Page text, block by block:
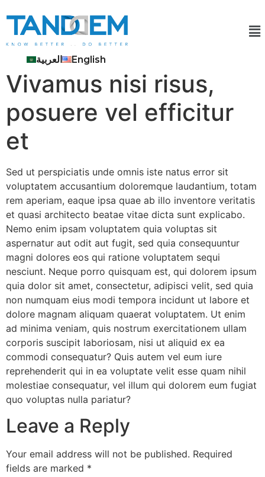
العربية English
Vivamus nisi risus,
posuere vel efficitur
et
Sed ut perspiciatis unde omnis iste natus error sit
voluptatem accusantium doloremque laudantium, totam
rem aperiam, eaque ipsa quae ab illo inventore veritatis
et quasi architecto beatae vitae dicta sunt explicabo.
Nemo enim ipsam voluptatem quia voluptas sit
aspernatur aut odit aut fugit, sed quia consequuntur
magni dolores eos qui ratione voluptatem sequi
nesciunt. Neque porro quisquam est, qui dolorem ipsum
quia dolor sit amet, consectetur, adipisci velit, sed quia
non numquam eius modi tempora incidunt ut labore et
dolore magnam aliquam quaerat voluptatem. Ut enim
ad minima veniam, quis nostrum exercitationem ullam
corporis suscipit laboriosam, nisi ut aliquid ex ea
commodi consequatur? Quis autem vel eum iure
reprehenderit qui in ea voluptate velit esse quam nihil
molestiae consequatur, vel illum qui dolorem eum fugiat
quo voluptas nulla pariatur?
Leave a Reply
Your email address will not be published. Required
fields are marked *